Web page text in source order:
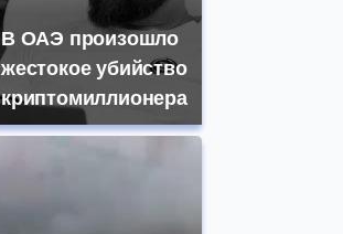
В ОАЭ произошло
жестокое убийство
криптомиллионера